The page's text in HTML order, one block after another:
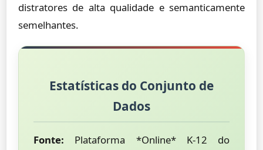
distratores de alta qualidade e semanticamente
semelhantes.
Estatísticas do Conjunto de
Dados
Fonte: Plataforma *Online* K-12 do